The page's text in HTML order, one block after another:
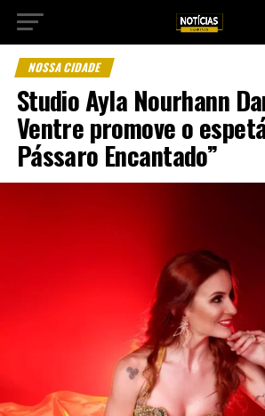
NOSSA CIDADE
Studio Ayla Nourhann
Ventre promove o
Pássaro Encantado”